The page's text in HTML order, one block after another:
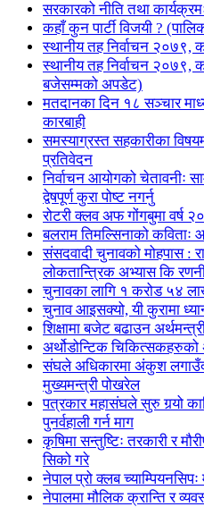
सरकारको नीति तथा
कहाँ कुन पार्टी विजयी ?
स्थानीय तह निर्वाचन २०७९,
स्थानीय तह निर्वाचन २०७९,
बजेसम्मको अपडेट)
मतदानका दिन १८ सञ्चार
कारबाही
समस्याग्रस्त सहकारीका
प्रतिवेदन
निर्वाचन आयोगको चेतावनीः
द्वेषपूर्ण कुरा पोष्ट नगर्नु
रोटरी क्लव अफ गोंगबुमा वर्ष
बलराम तिमल्सिनाको कविताः
संसदवादी चुनावको मोहपास :
लोकतान्त्रिक अभ्यास कि
चुनावका लागि १ करोड ५४
चुनाव आइसक्यो, यी कुरामा
शिक्षामा बजेट बढाउन
अर्थोडोन्टिक
संघले अधिकारमा अंकुश
मुख्यमन्त्री पोखरेल
पत्रकार महासंघले सुरु गर्‍यो
पुनर्वहाली गर्न माग
कृषिमा सन्तुष्टिः तरकारी र
सिको गरे
नेपाल प्रो क्लब
नेपालमा मौलिक क्रान्ति र